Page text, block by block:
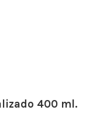
400 ml.